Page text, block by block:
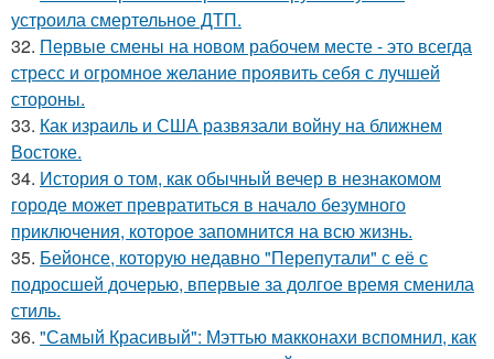
устроила смертельное ДТП.
32. Первые смены на новом рабочем месте - это всегда
стресс и огромное желание проявить себя с лучшей
стороны.
33. Как израиль и США развязали войну на ближнем
Востоке.
34. История о том, как обычный вечер в незнакомом
городе может превратиться в начало безумного
приключения, которое запомнится на всю жизнь.
35. Бейонсе, которую недавно "Перепутали" с её с
подросшей дочерью, впервые за долгое время сменила
стиль.
36. "Самый Красивый": Мэттью макконахи вспомнил, как